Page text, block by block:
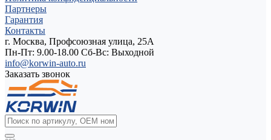
Партнеры
Гарантия
Контакты
г. Москва, Профсоюзная улица, 25А
Пн-Пт: 9.00-18.00 Cб-Вс: Выходной
info@korwin-auto.ru
Заказать звонок